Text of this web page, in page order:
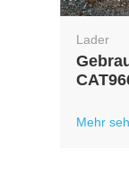
Lader
Mehr